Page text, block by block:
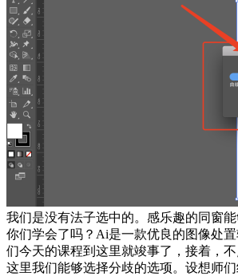
我们是没有法子选中的。感乐趣的同窗能
你们学会了吗？Ai是一款优良的图像处
们今天的课程到这里就竣事了，接着，
这里我们能够选择分歧的选项。设想师